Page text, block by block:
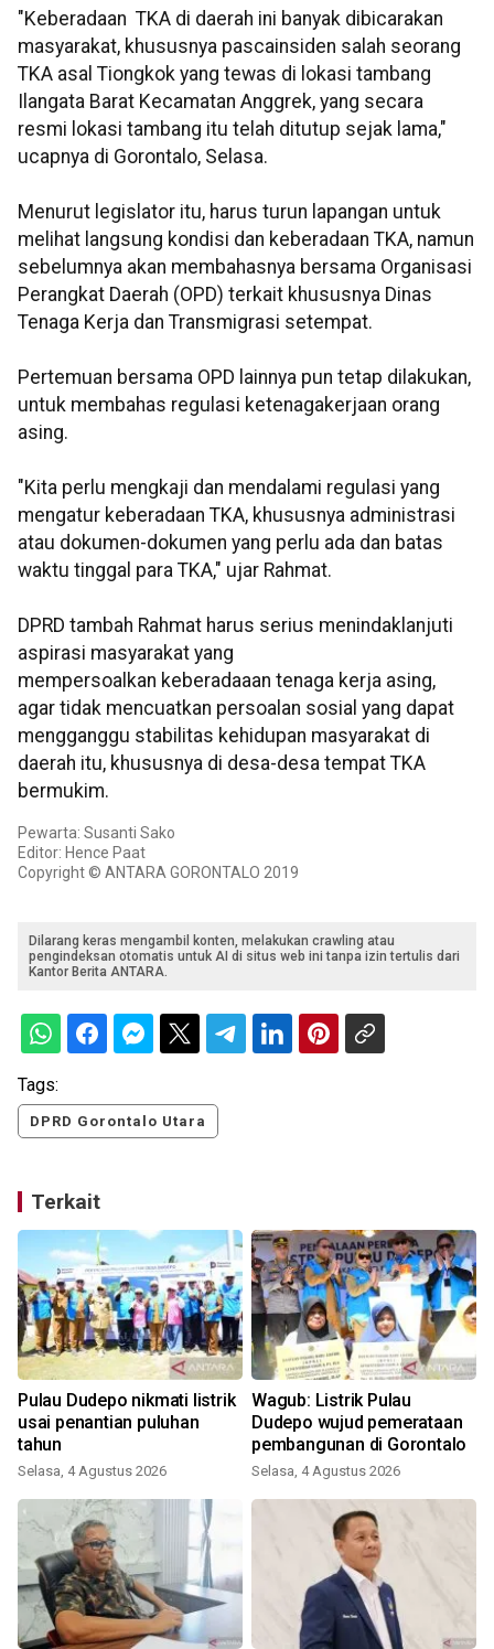
"Keberadaan TKA di daerah ini banyak dibicarakan
masyarakat, khususnya pascainsiden salah seorang
TKA asal Tiongkok yang tewas di lokasi tambang
Ilangata Barat Kecamatan Anggrek, yang secara
resmi lokasi tambang itu telah ditutup sejak lama,"
ucapnya di Gorontalo, Selasa.
Menurut legislator itu, harus turun lapangan untuk
melihat langsung kondisi dan keberadaan TKA, namun
sebelumnya akan membahasnya bersama Organisasi
Perangkat Daerah (OPD) terkait khususnya Dinas
Tenaga Kerja dan Transmigrasi setempat.
Pertemuan bersama OPD lainnya pun tetap dilakukan,
untuk membahas regulasi ketenagakerjaan orang
asing.
"Kita perlu mengkaji dan mendalami regulasi yang
mengatur keberadaan TKA, khususnya administrasi
atau dokumen-dokumen yang perlu ada dan batas
waktu tinggal para TKA," ujar Rahmat.
DPRD tambah Rahmat harus serius menindaklanjuti
aspirasi masyarakat yang
mempersoalkan keberadaaan tenaga kerja asing,
agar tidak mencuatkan persoalan sosial yang dapat
mengganggu stabilitas kehidupan masyarakat di
daerah itu, khususnya di desa-desa tempat TKA
bermukim.
Pewarta: Susanti Sako
Editor: Hence Paat
Copyright © ANTARA GORONTALO 2019
Dilarang keras mengambil konten, melakukan crawling atau
pengindeksan otomatis untuk AI di situs web ini tanpa izin tertulis dari
Kantor Berita ANTARA.
Tags:
DPRD Gorontalo Utara
Terkait
Pulau Dudepo nikmati listrik
usai penantian puluhan
tahun
Selasa, 4 Agustus 2026
Wagub: Listrik Pulau
Dudepo wujud pemerataan
pembangunan di Gorontalo
Selasa, 4 Agustus 2026